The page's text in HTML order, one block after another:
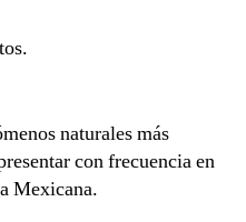
naturales más
con frecuencia en
Mexicana.